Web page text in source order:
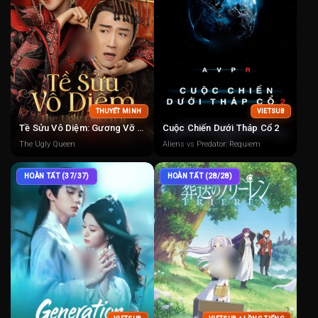
THUYẾT MINH
Tề Sửu Vô Diệm: Gương Vỡ Lại Lành
The Ugly Queen
VIETSUB
Cuộc Chiến Dưới Tháp Cổ 2
Aliens vs Predator: Requiem
HOÀN TẤT (37/37) HOÀN TẤT (28/28)